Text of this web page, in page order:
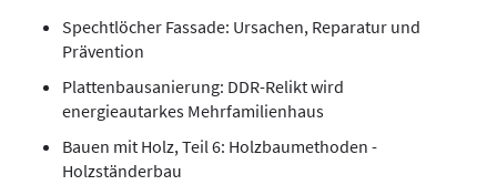
Spechtlöcher Fassade: Ursachen, Reparatur und
Prävention
Plattenbausanierung: DDR-Relikt wird
energieautarkes Mehrfamilienhaus
Bauen mit Holz, Teil 6: Holzbaumethoden -
Holzständerbau